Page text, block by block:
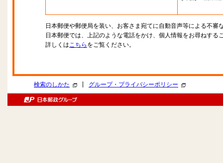
日本郵便や郵便局を装い、お客さま宛てに自動音声等による不審
日本郵便では、上記のような電話をかけ、個人情報をお尋ねする
詳しくはこちら をご覧ください。
検索のしかた グループ・プライバシーポリシー